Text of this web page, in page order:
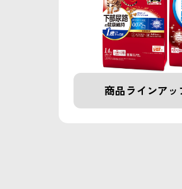
商品ラインアッ